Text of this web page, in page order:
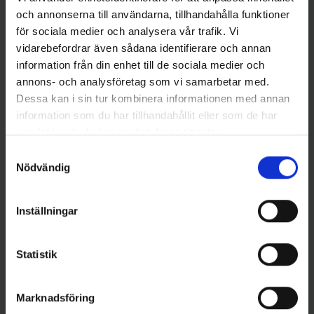
och annonserna till användarna, tillhandahålla funktioner
för sociala medier och analysera vår trafik. Vi
vidarebefordrar även sådana identifierare och annan
information från din enhet till de sociala medier och
annons- och analysföretag som vi samarbetar med.
Dessa kan i sin tur kombinera informationen med annan
information som du har tillhandahållit eller som de har
samlat in när du har använt deras tjänster.
Nödvändig
Inställningar
Statistik
Marknadsföring
IFISH
85mm)
99 kr
16 andra produkter i samma kategori: